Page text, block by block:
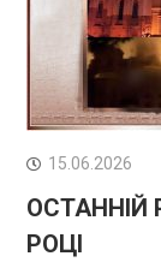
15.06.2026
ОСТАННІЙ
РОЦІ